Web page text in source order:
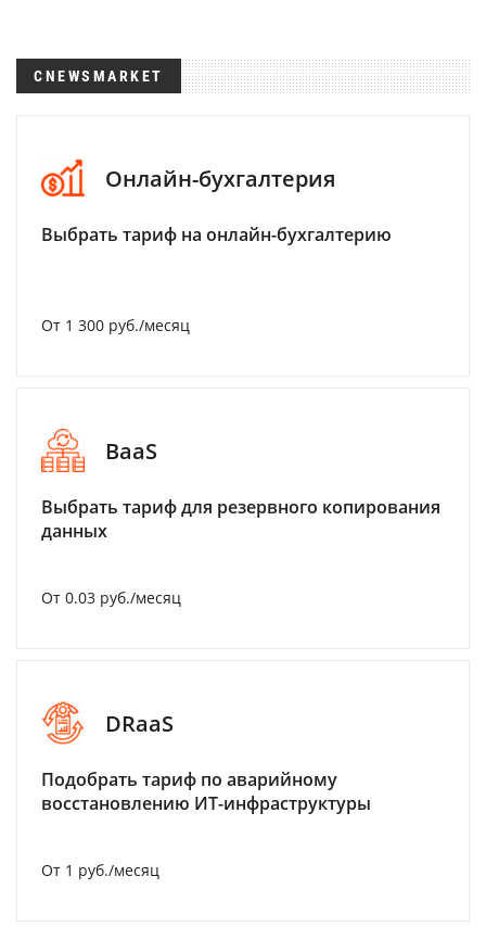
CNEWSMARKET
Онлайн-бухгалтерия
Выбрать тариф на онлайн-бухгалтерию
От 1 300 руб./месяц
BaaS
Выбрать тариф для резервного копирования
данных
От 0.03 руб./месяц
DRaaS
Подобрать тариф по аварийному
восстановлению ИТ-инфраструктуры
От 1 руб./месяц